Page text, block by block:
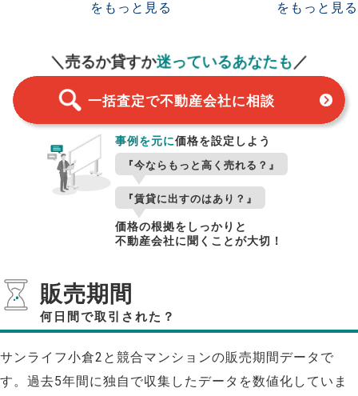
をもっと見る
をもっと見る
＼売るか貸すか迷っているあなたも／
一括査定で不動産会社に相談
事例を元に価格を設定しよう
『今ならもっと高く売れる？』
『賃貸に出すのはあり？』
価格の根拠をしっかりと
不動産会社に聞くことが大切！
販売期間
何日間で取引された？
サンライフ小倉2と競合マンションの販売期間データで
す。過去5年間に独自で収集したデータを数値化していま